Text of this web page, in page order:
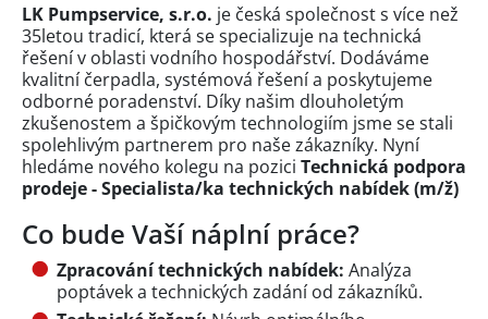
LK Pumpservice, s.r.o. je česká společnost s více než
35letou tradicí, která se specializuje na technická
řešení v oblasti vodního hospodářství. Dodáváme
kvalitní čerpadla, systémová řešení a poskytujeme
odborné poradenství. Díky našim dlouholetým
zkušenostem a špičkovým technologiím jsme se stali
spolehlivým partnerem pro naše zákazníky. Nyní
hledáme nového kolegu na pozici Technická podpora
prodeje - Specialista/ka technických nabídek (m/ž)
Co bude Vaší náplní práce?
Zpracování technických nabídek: Analýza
poptávek a technických zadání od zákazníků.